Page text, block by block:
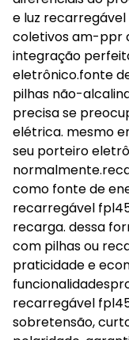
e luz
coletivos am-ppr
integração
eletrônico.fonte
pilhas não-
precisa se
elétrica. mesmo
seu porteiro
como fonte de
recarregável
recarga. dessa
com pilhas ou
praticidade e
recarregável
sobretensão,